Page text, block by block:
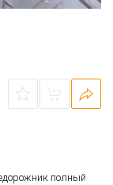
полный